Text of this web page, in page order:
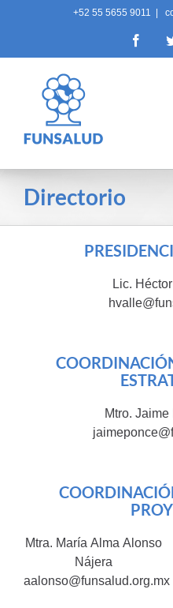
+52 55 5655 9011
Directorio
Lic.
Mtro.
Mtra. María Alma Alonso
Nájera
aalonso@funsalud.org.mx